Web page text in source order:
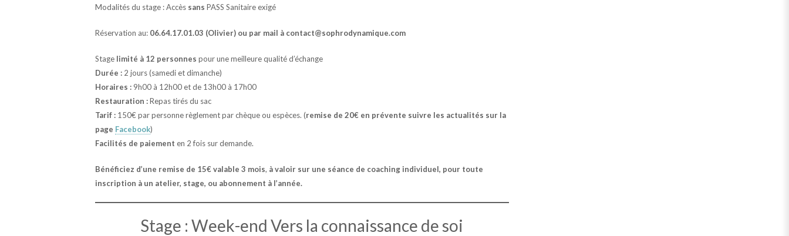
Modalités du stage : Accès sans PASS Sanitaire exigé
Réservation au: 06.64.17.01.03 (Olivier) ou par mail à contact@sophrodynamique.com
Stage limité à 12 personnes pour une meilleure qualité d’échange
Durée : 2 jours (samedi et dimanche)
Horaires : 9h00 à 12h00 et de 13h00 à 17h00
Restauration :Repas tirés du sac
Tarif : 150€ par personne règlement par chèque ou espèces. (remise de 20€ en prévente suivre les actualités sur la
page Facebook)
Facilités de paiement en 2 fois sur demande.
Bénéficiez d’une remise de 15€ valable 3 mois, à valoir sur une séance de coaching individuel, pour toute
inscription à un atelier, stage, ou abonnement à l’année.
Stage : Week-end Vers la connaissance de soi